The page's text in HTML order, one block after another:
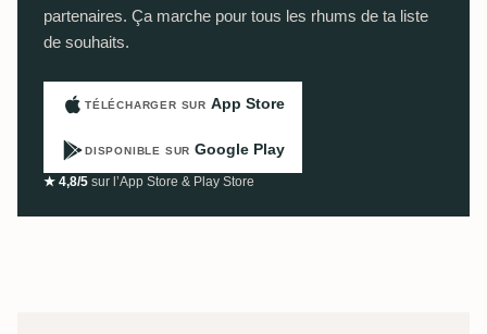
partenaires. Ça marche pour tous les rhums de ta liste
de souhaits.
TÉLÉCHARGER SUR App Store
DISPONIBLE SUR Google Play
★ 4,8/5 sur l’App Store & Play Store